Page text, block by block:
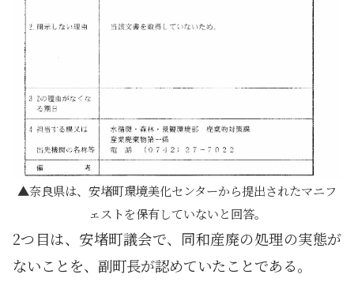
奈良県は、安堵町環境美化センターから提出されたマニフ
ェストを保有していないと回答。
2つ目は、安堵町議会で、同和産廃の処理の実態が
ないことを、副町長が認めていたことである。